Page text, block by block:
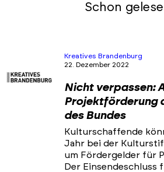
Schon
Kreatives Brandenburg
22. Dezember 2022
Nicht verpassen:
Projektförderung
des Bundes
Kulturschaffende
Jahr bei der
um Fördergelder für
Der Einsendeschluss